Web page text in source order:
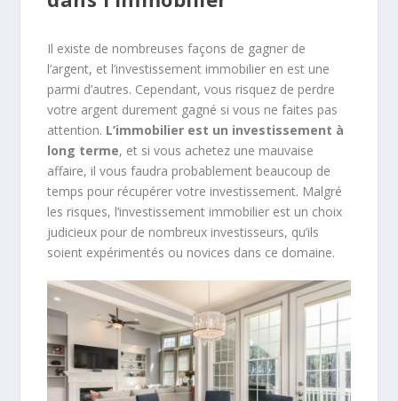
Il existe de nombreuses façons de gagner de
l’argent, et l’investissement immobilier en est une
parmi d’autres. Cependant, vous risquez de perdre
votre argent durement gagné si vous ne faites pas
attention. L’immobilier est un investissement à
long terme, et si vous achetez une mauvaise
affaire, il vous faudra probablement beaucoup de
temps pour récupérer votre investissement. Malgré
les risques, l’investissement immobilier est un choix
judicieux pour de nombreux investisseurs, qu’ils
soient expérimentés ou novices dans ce domaine.